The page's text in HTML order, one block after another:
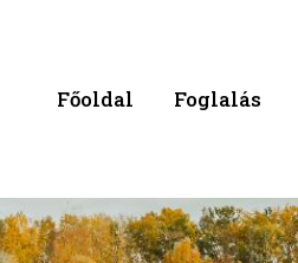
Főoldal Foglalás